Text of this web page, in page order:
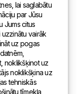
Latvija, LV-5404
lai saglabātu
par Jūsu
Jums citus
vairāk
uz pogas
noklikšķinot uz
noklikšķina uz
tehniskās
tīmekļa